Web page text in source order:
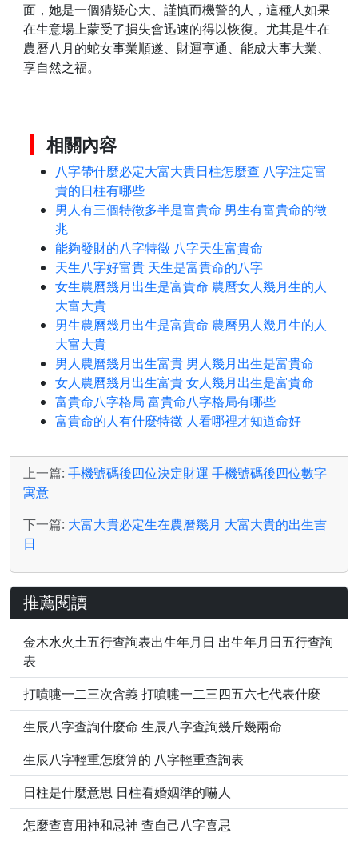
面，她是一個猜疑心大、謹慎而機警的人，這種人如果
在生意場上蒙受了損失會迅速的得以恢復。尤其是生在
農曆八月的蛇女事業順遂、財運亨通、能成大事大業、
享自然之福。
相關內容
八字帶什麼必定大富大貴日柱怎麼查 八字注定富
貴的日柱有哪些
男人有三個特徵多半是富貴命 男生有富貴命的徵
兆
能夠發財的八字特徵 八字天生富貴命
天生八字好富貴 天生是富貴命的八字
女生農曆幾月出生是富貴命 農曆女人幾月生的人
大富大貴
男生農曆幾月出生是富貴命 農曆男人幾月生的人
大富大貴
男人農曆幾月出生富貴 男人幾月出生是富貴命
女人農曆幾月出生富貴 女人幾月出生是富貴命
富貴命八字格局 富貴命八字格局有哪些
富貴命的人有什麼特徵 人看哪裡才知道命好
上一篇: 手機號碼後四位決定財運 手機號碼後四位數字
寓意
下一篇: 大富大貴必定生在農曆幾月 大富大貴的出生吉
日
推薦閱讀
金木水火土五行查詢表出生年月日 出生年月日五行查詢
表
打噴嚏一二三次含義 打噴嚏一二三四五六七代表什麼
生辰八字查詢什麼命 生辰八字查詢幾斤幾兩命
生辰八字輕重怎麼算的 八字輕重查詢表
日柱是什麼意思 日柱看婚姻準的嚇人
怎麼查喜用神和忌神 查自己八字喜忌